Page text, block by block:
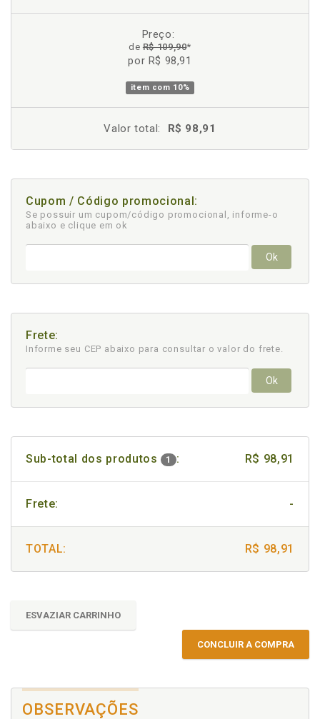
Preço:
deR$ 109,90*
por R$ 98,91
item com 10%
Valor total: R$ 98,91
Cupom / Código promocional:
Se possuir um cupom/código promocional, informe-o
abaixo e clique em ok
Ok
Frete:
Informe seu CEP abaixo para consultar o valor do frete.
Ok
Sub-total dos produtos 1 : R$ 98,91
Frete: -
TOTAL: R$ 98,91
ESVAZIAR CARRINHO
CONCLUIR A COMPRA
OBSERVAÇÕES